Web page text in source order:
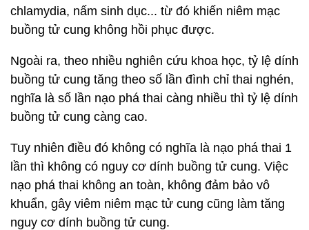
chlamydia, nấm sinh dục... từ đó khiến niêm mạc
buồng tử cung không hồi phục được.
Ngoài ra, theo nhiều nghiên cứu khoa học, tỷ lệ dính
buồng tử cung tăng theo số lần đình chỉ thai nghén,
nghĩa là số lần nạo phá thai càng nhiều thì tỷ lệ dính
buồng tử cung càng cao.
Tuy nhiên điều đó không có nghĩa là nạo phá thai 1
lần thì không có nguy cơ dính buồng tử cung. Việc
nạo phá thai không an toàn, không đảm bảo vô
khuẩn, gây viêm niêm mạc tử cung cũng làm tăng
nguy cơ dính buồng tử cung.